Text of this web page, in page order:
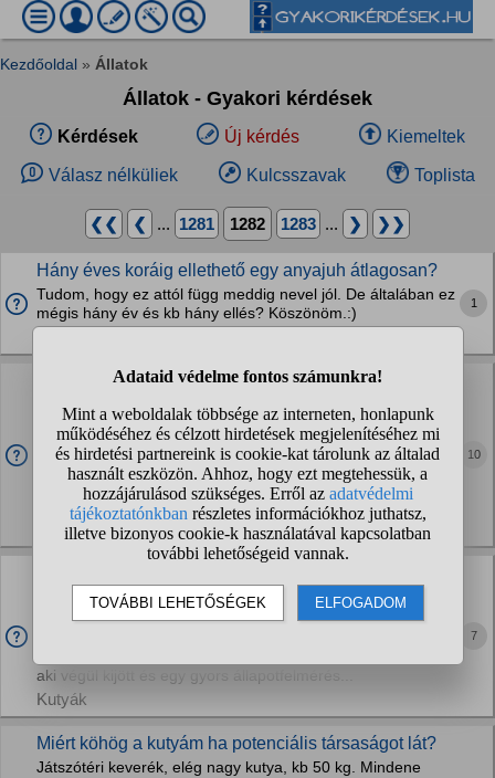
Kezdőoldal » Állatok
Állatok - Gyakori kérdések
Kérdések Új kérdés Kiemeltek
Válasz nélküliek Kulcsszavak Toplista
❮❮ ❮ ... 1281 1282 1283 ... ❯ ❯❯
Hány éves koráig ellethető egy anyajuh átlagosan?
Tudom, hogy ez attól függ meddig nevel jól. De általában ez
mégis hány év és kb hány ellés? Köszönöm.:)
1
Az mitöl lehet, higy egy kutya, amelyik kijön a kapun,
amíg beáll a kocsival a gazdája, de nem megy oda
az...
Ez tanított eb lehetett? Éppen az autóval állt ki a gazdaja,
aki kiabalt neki, hogy menjen be, de neki kellett bevinni. A
kutya kijött, de nem jött oda hozzám, csak nézett.
Hogyhogy? Megijedtem én nagyon félek...
Kutyák
10
tudok sírni? Nagyon szerettem!
Addig ment a sírás amíg élt és szenvedett. Majd
aki végül kijött és egy gyors állapotfelmérés...
Kutyák
7
Miért köhög a kutyám ha potenciális társaságot lát?
Játszótéri keverék, elég nagy kutya, kb 50 kg. Mindene